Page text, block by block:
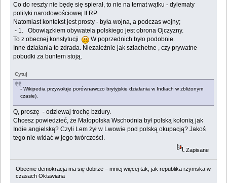
Co do reszty nie będę się spierał, to nie na temat wątku - dylematy
polityki narodowościowej II RP.
Natomiast kontekst jest prosty - była wojna, a podczas wojny;
- 1. Obowiązkiem obywatela polskiego jest obrona Ojczyzny.
To z obecnej konstytucji
W poprzednich było podobnie.
Inne działania to zdrada. Niezależnie jak szlachetne , czy prywatne
pobudki za buntem stoją.
Cytuj
- Wikipedia przywołuje porównawczo brytyjskie działania w Indiach w zbliżonym
czasie).
Q, proszę - odziewaj trochę bzdury.
Chcesz powiedzieć, że Małopolska Wschodnia był polską kolonią jak
Indie angielską? Czyli Lem żył w Lwowie pod polską okupacją? Jakoś
tego nie widać w jego twórczości.
Zapisane
Obecnie demokracja ma się dobrze – mniej więcej tak, jak republika rzymska w
czasach Oktawiana